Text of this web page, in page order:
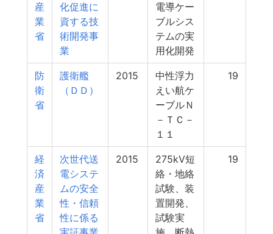
産
業
省
化促進に
資する技
術開発事
業
電導ケー
ブルシス
テムの実
用化開発
防
衛
省
護衛艦
（ＤＤ）
2015
中性浮力
えい航ケ
ーブルＮ
－ＴＣ－
１１
19
経
済
産
業
省
次世代送
電システ
ムの安全
性・信頼
性に係る
2015
275kV短
絡・地絡
試験、装
置開発、
試験実
19